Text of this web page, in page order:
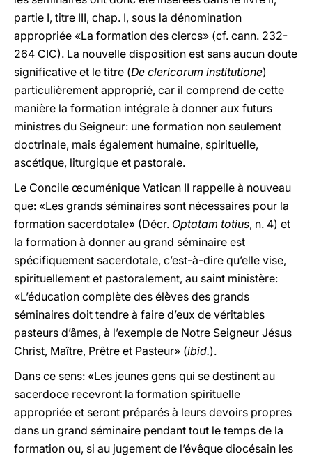
partie I, titre III, chap. I, sous la dénomination
appropriée «La formation des clercs» (cf. cann. 232-
264 CIC). La nouvelle disposition est sans aucun doute
significative et le titre (De clericorum institutione)
particulièrement approprié, car il comprend de cette
manière la formation intégrale à donner aux futurs
ministres du Seigneur: une formation non seulement
doctrinale, mais également humaine, spirituelle,
ascétique, liturgique et pastorale.
Le Concile œcuménique Vatican II rappelle à nouveau
que: «Les grands séminaires sont nécessaires pour la
formation sacerdotale» (Décr. Optatam totius, n. 4) et
la formation à donner au grand séminaire est
spécifiquement sacerdotale, c’est-à-dire qu’elle vise,
spirituellement et pastoralement, au saint ministère:
«L’éducation complète des élèves des grands
séminaires doit tendre à faire d’eux de véritables
pasteurs d’âmes, à l’exemple de Notre Seigneur Jésus
Christ, Maître, Prêtre et Pasteur» (ibid.).
Dans ce sens: «Les jeunes gens qui se destinent au
sacerdoce recevront la formation spirituelle
appropriée et seront préparés à leurs devoirs propres
dans un grand séminaire pendant tout le temps de la
formation ou, si au jugement de l’évêque diocésain les